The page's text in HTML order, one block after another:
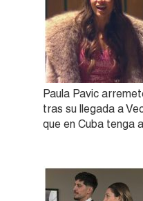
Paula Pavic
tras su llegada a
que en Cuba tenga